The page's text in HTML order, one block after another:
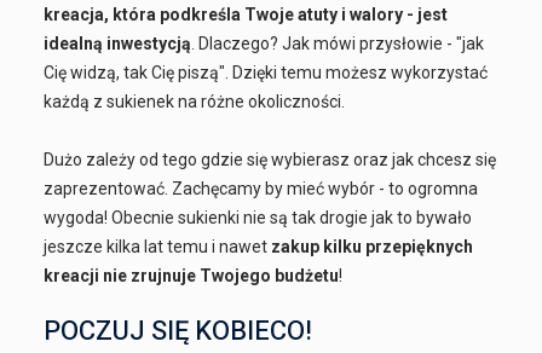
kreacja, która podkreśla Twoje atuty i walory - jest
idealną inwestycją . Dlaczego? Jak mówi przysłowie - "jak
Cię widzą, tak Cię piszą". Dzięki temu możesz wykorzystać
każdą z sukienek na różne okoliczności.
Dużo zależy od tego gdzie się wybierasz oraz jak chcesz się
zaprezentować. Zachęcamy by mieć wybór - to ogromna
wygoda! Obecnie sukienki nie są tak drogie jak to bywało
jeszcze kilka lat temu i nawet zakup kilku przepięknych
kreacji nie zrujnuje Twojego budżetu!
POCZUJ SIĘ KOBIECO!